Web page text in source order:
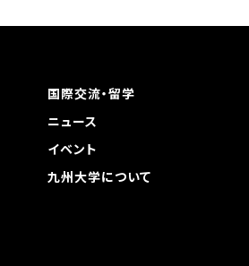
国際交流・留学
ニュース
イベント
九州大学について